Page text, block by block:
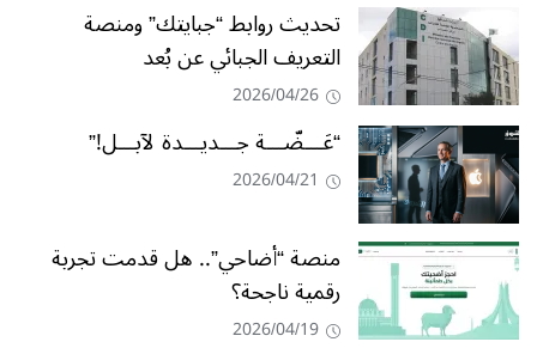
تحديث روابط “جبايتك” ومنصة
التعريف الجبائي عن بُعد
2026/04/26
“عَـــضّـــة جـــديـــدة لآبـــل!”
2026/04/21
منصة “أضاحي”.. هل قدمت تجربة
رقمية ناجحة؟
2026/04/19